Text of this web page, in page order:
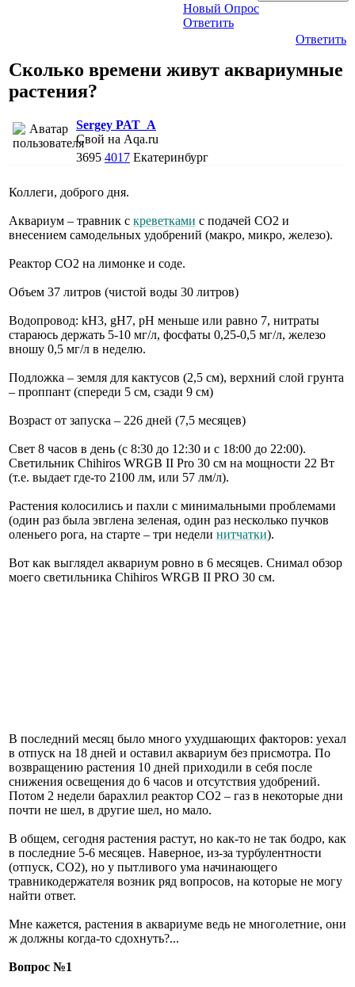
Новый Опрос
Ответить
Ответить
Сколько времени живут аквариумные
растения?
Sergey PAT_A
Свой на Aqa.ru
3695 4017 Екатеринбург
Коллеги, доброго дня.
Аквариум – травник с креветками с подачей CO2 и
внесением самодельных удобрений (макро, микро, железо).
Реактор CO2 на лимонке и соде.
Объем 37 литров (чистой воды 30 литров)
Водопровод: kH3, gH7, pH меньше или равно 7, нитраты
стараюсь держать 5-10 мг/л, фосфаты 0,25-0,5 мг/л, железо
вношу 0,5 мг/л в неделю.
Подложка – земля для кактусов (2,5 см), верхний слой грунта
– проппант (спереди 5 см, сзади 9 см)
Возраст от запуска – 226 дней (7,5 месяцев)
Свет 8 часов в день (с 8:30 до 12:30 и с 18:00 до 22:00).
Светильник Chihiros WRGB II Pro 30 см на мощности 22 Вт
(т.е. выдает где-то 2100 лм, или 57 лм/л).
Растения колосились и пахли с минимальными проблемами
(один раз была эвглена зеленая, один раз несколько пучков
оленьего рога, на старте – три недели нитчатки).
Вот как выглядел аквариум ровно в 6 месяцев. Снимал обзор
моего светильника Chihiros WRGB II PRO 30 см.
В последний месяц было много ухудшающих факторов: уехал
в отпуск на 18 дней и оставил аквариум без присмотра. По
возвращению растения 10 дней приходили в себя после
снижения освещения до 6 часов и отсутствия удобрений.
Потом 2 недели барахлил реактор CO2 – газ в некоторые дни
почти не шел, в другие шел, но мало.
В общем, сегодня растения растут, но как-то не так бодро, как
в последние 5-6 месяцев. Наверное, из-за турбулентности
(отпуск, CO2), но у пытливого ума начинающего
травникодержателя возник ряд вопросов, на которые не могу
найти ответ.
Мне кажется, растения в аквариуме ведь не многолетние, они
ж должны когда-то сдохнуть?...
Вопрос №1